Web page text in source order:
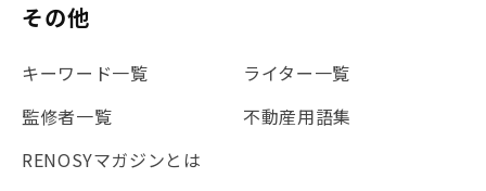
#不動産投資体験レポ
#地震対策
#セミナー #渋谷
#ふるさと納税
#法人化
#クラウドファンディング #JR京浜東北線
#まとめ #融資 #目黒
その他
キーワード一覧
ライター一覧
監修者一覧
不動産用語集
RENOSYマガジンとは